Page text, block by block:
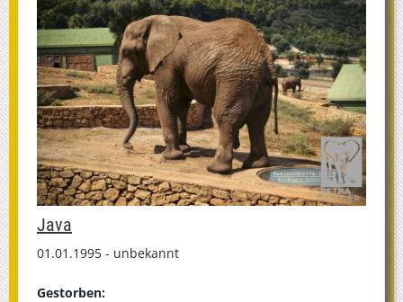
Java
01.01.1995 - unbekannt
Gestorben: